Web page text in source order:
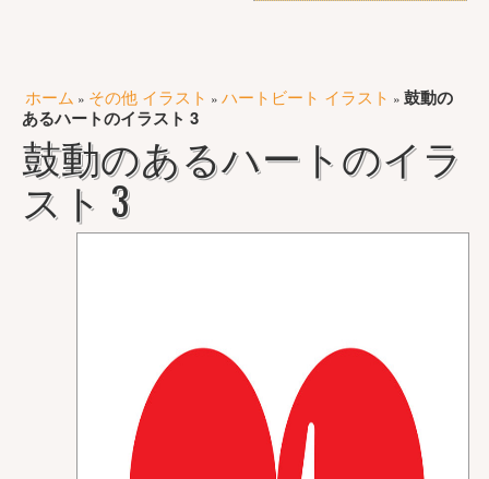
ホーム » その他 イラスト » ハートビート イラスト » 鼓動の
あるハートのイラスト 3
鼓動のあるハートのイラ
スト 3